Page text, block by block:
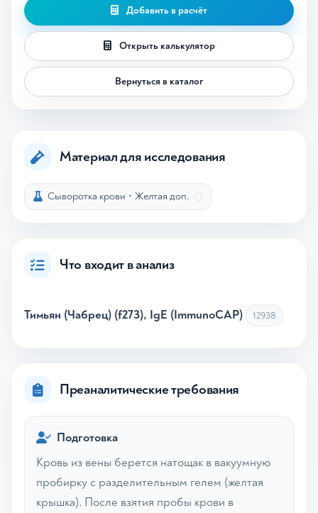
Добавить в расчёт
Открыть калькулятор
Вернуться в каталог
Материал для исследования
Сыворотка крови • Желтая доп.
Что входит в анализ
Тимьян (Чабрец) (f273), IgE (ImmunoCAP) 12938
Преаналитические требования
Подготовка
Кровь из вены берется натощак в вакуумную
пробирку с разделительным гелем (желтая
крышка). После взятия пробы крови в